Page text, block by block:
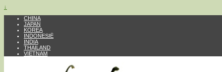
↓
CHINA
JAPAN
KOREA
INDONESIË
INDIA
THAILAND
VIETNAM